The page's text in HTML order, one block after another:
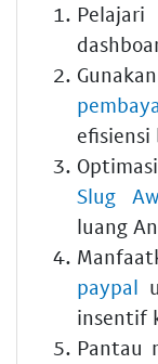
efisiensi
Slug
luang
paypal
insentif
Pantau